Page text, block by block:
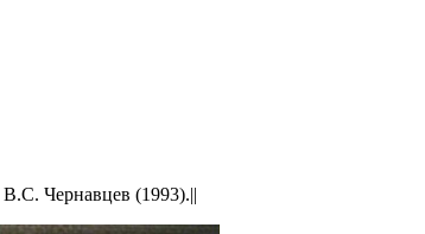
В.С. Чернавцев (1993).||